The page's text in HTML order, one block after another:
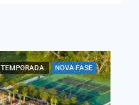
TEMPORADA NOVA FASE